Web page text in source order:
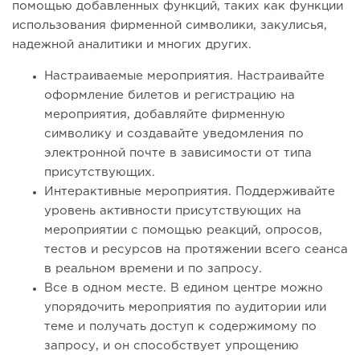
помощью добавленных функций, таких как функции
использования фирменной символики, закулисья,
надежной аналитики и многих других.
Настраиваемые мероприятия. Настраивайте
оформление билетов и регистрацию на
мероприятия, добавляйте фирменную
символику и создавайте уведомления по
электронной почте в зависимости от типа
присутствующих.
Интерактивные мероприятия. Поддерживайте
уровень активности присутствующих на
мероприятии с помощью реакций, опросов,
тестов и ресурсов на протяжении всего сеанса
в реальном времени и по запросу.
Все в одном месте. В едином центре можно
упорядочить мероприятия по аудитории или
теме и получать доступ к содержимому по
запросу, и он способствует упрощению